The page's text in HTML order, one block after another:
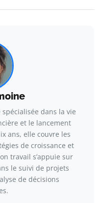
dans la vie
et le lancement
ans, elle couvre les
de croissance et
travail s’appuie sur
le suivi de projets
de décisions